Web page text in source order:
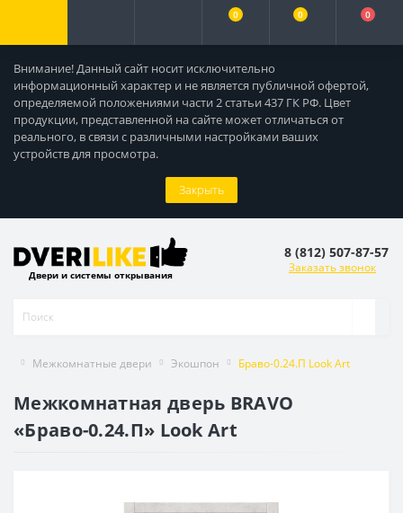
Внимание! Данный сайт носит исключительно
информационный характер и не является публичной офертой,
определяемой положениями части 2 статьи 437 ГК РФ. Цвет
продукции, представленной на сайте может отличаться от
реального, в связи с различными настройками ваших
устройств для просмотра.
Закрыть
0 0 0
Двери и системы открывания
8 (812) 507-87-57
Заказать звонок
Межкомнатные двери Экошпон Браво-0.24.П Look Art
Межкомнатная дверь BRAVO
«Браво-0.24.П» Look Art